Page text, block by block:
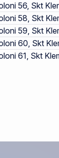
56, Skt
58, Skt
59, Skt
60, Skt
61, Skt